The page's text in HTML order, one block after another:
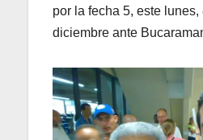
por la fecha 5, este lunes,
diciembre ante